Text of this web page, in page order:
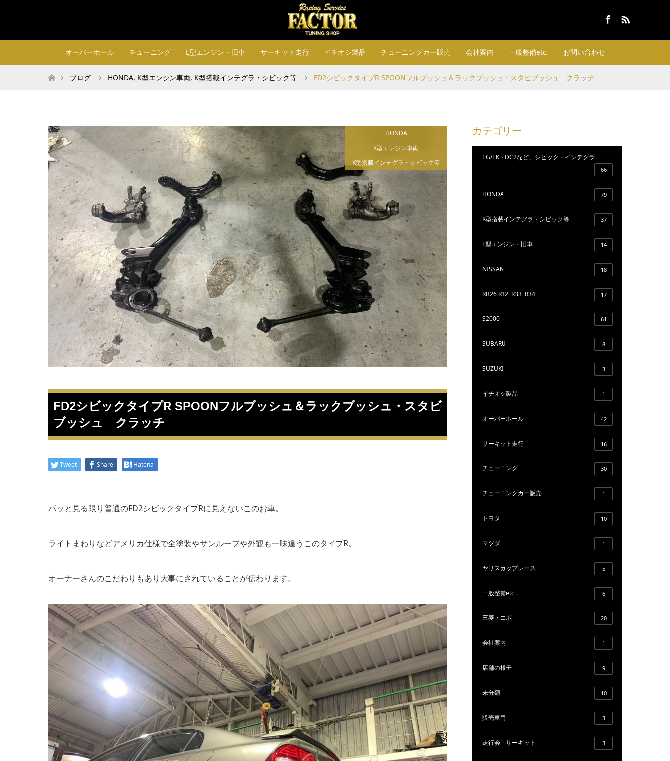
オーバーホール チューニング L型エンジン・旧車 サーキット走行 イチオシ製品 チューニングカー販売 会社案内 一般整備etc. お問い合わせ
ホームブログ HONDA, K型エンジン車両, K型搭載インテグラ・シビック等 FD2シビックタイプR SPOONフルブッシュ＆ラックブッシュ・スタビブッシュ クラッチ
HONDA
K型エンジン車両
K型搭載インテグラ・シビック等
FD2シビックタイプR SPOONフルブッシュ＆ラックブッシュ・スタビ
ブッシュ クラッチ
Tweet Share Hatena
パッと見る限り普通のFD2シビックタイプRに見えないこのお車。
ライトまわりなどアメリカ仕様で全塗装やサンルーフや外観も一味違うこのタイプR。
オーナーさんのこだわりもあり大事にされていることが伝わります。
カテゴリー
EG/EK・DC2など、シビック・インテグラ
66
HONDA 79
K型搭載インテグラ・シビック等 37
L型エンジン・旧車 14
NISSAN 18
RB26 R32･R33･R34 17
S2000 61
SUBARU 8
SUZUKI 3
イチオシ製品 1
オーバーホール 42
サーキット走行 16
チューニング 30
チューニングカー販売 1
トヨタ 10
マツダ 1
ヤリスカップレース 5
一般整備etc． 6
三菱・エボ 20
会社案内 1
店舗の様子 9
未分類 10
販売車両 3
走行会・サーキット 3